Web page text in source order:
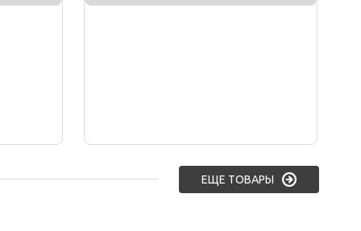
ЕЩЕ ТОВАРЫ